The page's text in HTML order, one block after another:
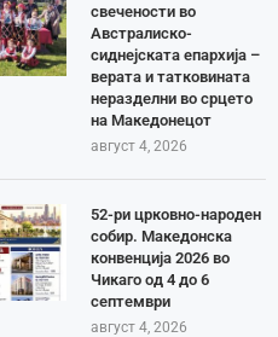
свечености во
Австралиско-
сиднејската епархија –
верата и татковината
неразделни во срцето
на Македонецот
август 4, 2026
52-ри црковно-народен
собир. Македонска
конвенција 2026 во
Чикаго од 4 до 6
септември
август 4, 2026